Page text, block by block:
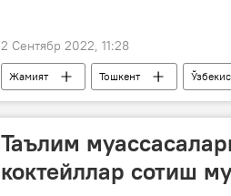
2 Сентябр 2022, 11:28
Жамият Тошкент
Таълим
коктейллар сотиш